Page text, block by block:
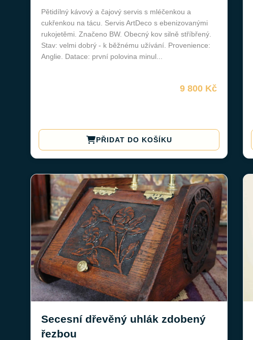
Pětidílný kávový a čajový servis s mléčenkou a
cukřenkou na tácu. Servis ArtDeco s ebenizovanými
rukojetěmi. Značeno BW. Obecný kov silně stříbřený.
Stav: velmi dobrý - k běžnému užívání. Provenience:
Anglie. Datace: první polovina minul...
9 800 Kč
PŘIDAT DO KOŠÍKU
Secesní dřevěný uhlák zdobený
řezbou